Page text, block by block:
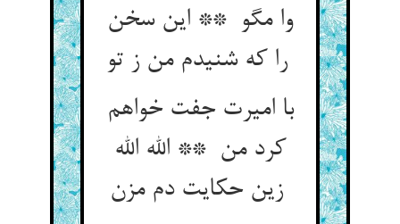
وا مگو ** این سخن
را که شنیدم من ز تو
با امیرت جفت خواهم
کرد من ** الله الله